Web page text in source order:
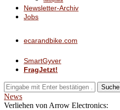
Newsletter-Archiv
Jobs
ecarandbike.com
SmartGyver
FragJetzt!
Suche
News
Verliehen von Arrow Electronics: